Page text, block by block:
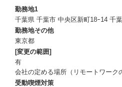
そのため、テクノプロ・IT社では、
新たな事業展開にも力を入れはじめ
https://news.mynavi.jp/techplus/
勤務地1
千葉県 千葉市 中央区新町18ｰ14 千
勤務地その他
東京都
[変更の範囲]
有
会社の定める場所（リモートワーク
受動喫煙対策